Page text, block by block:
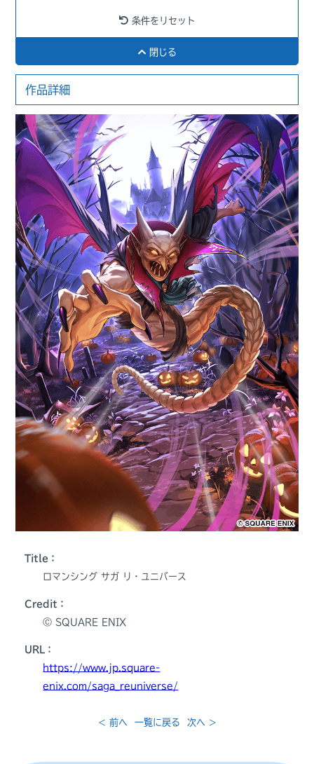
条件をリセット
閉じる
作品詳細
Title：
ロマンシング サガ リ・ユニバース
Credit：
Ⓒ SQUARE ENIX
URL：
https://www.jp.square-
enix.com/saga_reuniverse/
< 前へ 一覧に戻る 次へ >